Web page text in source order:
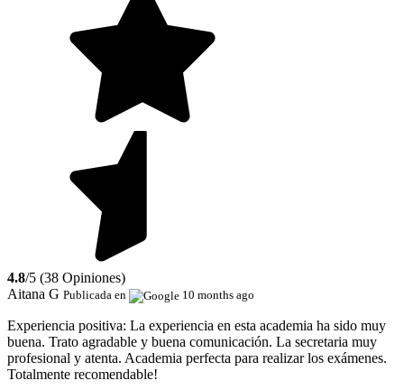
4.8/5 (38 Opiniones)
Aitana G Publicada en 10 months ago
Experiencia positiva: La experiencia en esta academia ha sido muy
buena. Trato agradable y buena comunicación. La secretaria muy
profesional y atenta. Academia perfecta para realizar los exámenes.
Totalmente recomendable!